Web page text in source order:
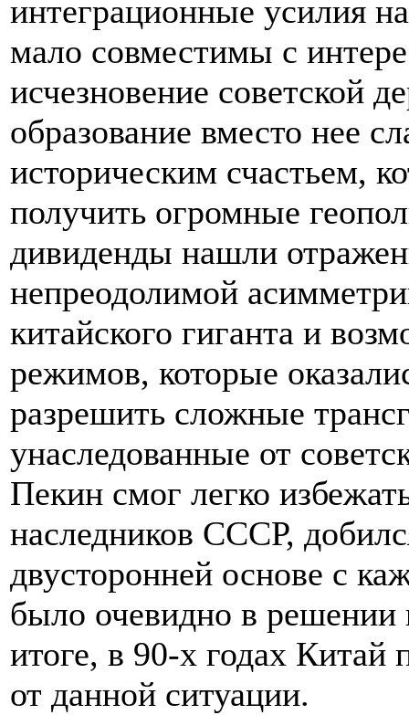
интеграционные усилия
мало совместимы с
исчезновение советской
образование вместо нее
историческим счастьем,
получить огромные
дивиденды нашли
непреодолимой
китайского гиганта и
режимов, которые
разрешить сложные
унаследованные от
Пекин смог легко
наследников СССР,
двусторонней основе с
было очевидно в решении
итоге, в 90-х годах
от данной ситуации.